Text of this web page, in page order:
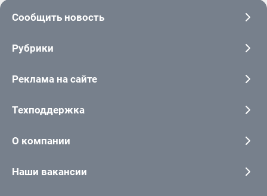
Сообщить новость
Рубрики
Реклама на сайте
Техподдержка
О компании
Наши вакансии